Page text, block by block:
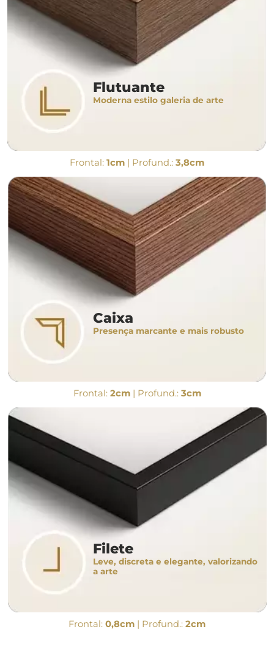
Flutuante
Moderna estilo galeria de arte
Frontal: 1cm | Profund.: 3,8cm
Caixa
Presença marcante e mais robusto
Frontal: 2cm| Profund.: 3cm
Filete
Leve, discreta e elegante, valorizando
a arte
Frontal: 0,8cm | Profund.: 2cm